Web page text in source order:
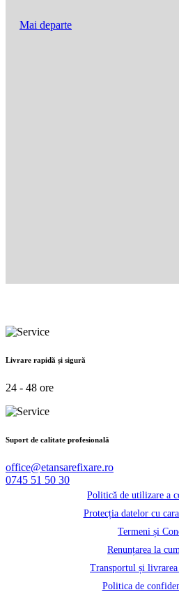
Mai departe
Livrare rapidă și sigură
24 - 48 ore
Suport de calitate profesională
office@etansarefixare.ro
0745 51 50 30
Politică de utilizare a
Protecția datelor cu
Termeni și
Renunțarea la
Transportul și
Politica de